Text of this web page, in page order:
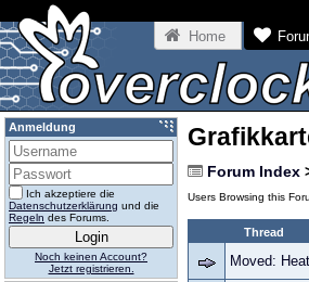
Home
Forum Index
Users Browsing this
Thread
Moved:
Anmeldung
Ich akzeptiere die
Datenschutzerklärung und die
Regeln des Forums.
Noch keinen Account?
Jetzt registrieren.